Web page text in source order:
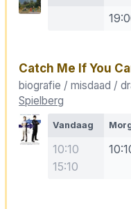
Catch Me If You
biografie / misdaad /
Spielberg
Vandaag
10:10
15:10